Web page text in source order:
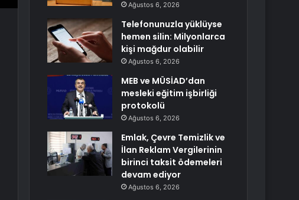
Ağustos 6, 2026
Telefonunuzla yüklüyse
hemen silin: Milyonlarca
kişi mağdur olabilir
Ağustos 6, 2026
MEB ve MÜSİAD’dan
mesleki eğitim işbirliği
protokolü
Ağustos 6, 2026
Emlak, Çevre Temizlik ve
İlan Reklam Vergilerinin
birinci taksit ödemeleri
devam ediyor
Ağustos 6, 2026